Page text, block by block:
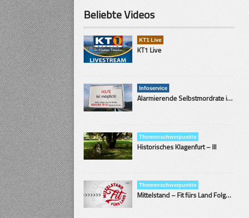
Beliebte Videos
KT1 Live
KT1 Live
Infoservice
Alarmierende Selbstmordrate in Kärnten
Themenschwerpunkte
Historisches Klagenfurt – III
Themenschwerpunkte
Mittelstand – Fit fürs Land Folge 9- Konditor